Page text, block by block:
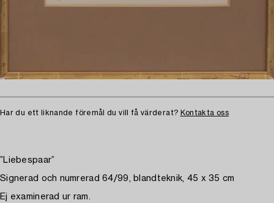
Har du ett liknande föremål du vill få värderat? Kontakta oss
”Liebespaar”
Signerad och numrerad 64/99, blandteknik, 45 x 35 cm
Ej examinerad ur ram.